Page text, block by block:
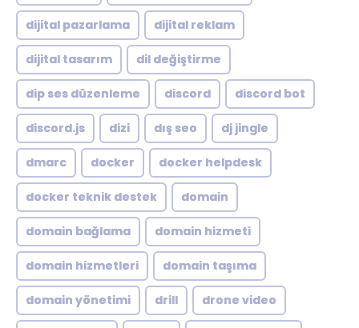
dijital pazarlama dijital reklam
dijital tasarım dil değiştirme
dip ses düzenleme discord discord bot
discord.js dizi dış seo dj jingle
dmarc docker docker helpdesk
docker teknik destek domain
domain bağlama domain hizmeti
domain hizmetleri domain taşıma
domain yönetimi drill drone video